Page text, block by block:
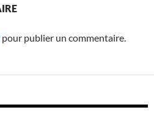
pour publier un commentaire.